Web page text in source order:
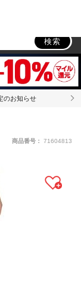
検索
のお知らせ
商品番号： 71604813